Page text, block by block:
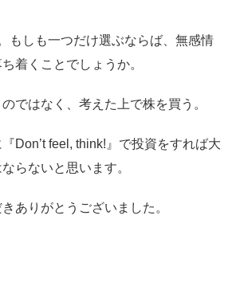
もしも一つだけ選ぶならば、無感情
着くことでしょうか。
ではなく、考えた上で株を買う。
Don’t feel, think!』で投資をすれば大
らないと思います。
ありがとうございました。